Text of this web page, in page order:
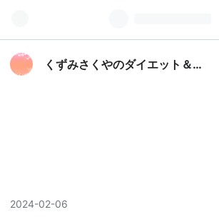
くずみさくやのダイエット＆
2024-02-06